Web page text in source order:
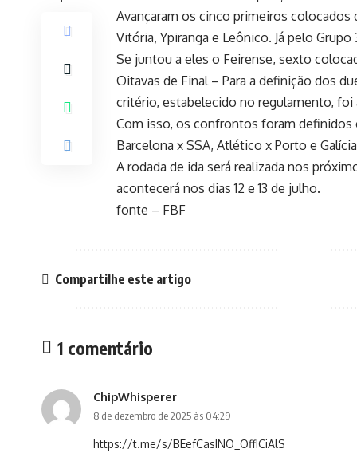
Avançaram os cinco primeiros colocados
Vitória, Ypiranga e Leônico. Já pelo
Se juntou a eles o Feirense, sexto
Oitavas de Final – Para a definição dos
critério, estabelecido no regulamento,
Com isso, os confrontos foram definidos
Barcelona x SSA, Atlético x Porto e
A rodada de ida será realizada nos
acontecerá nos dias 12 e 13 de julho.
fonte – FBF
Compartilhe este artigo
1 comentário
ChipWhisperer
8 de dezembro de 2025 às 04:29
https://t.me/s/BEefCasINO_OffICiAlS